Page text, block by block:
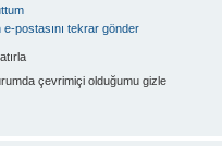
postasını tekrar gönder
çevrimiçi olduğumu gizle